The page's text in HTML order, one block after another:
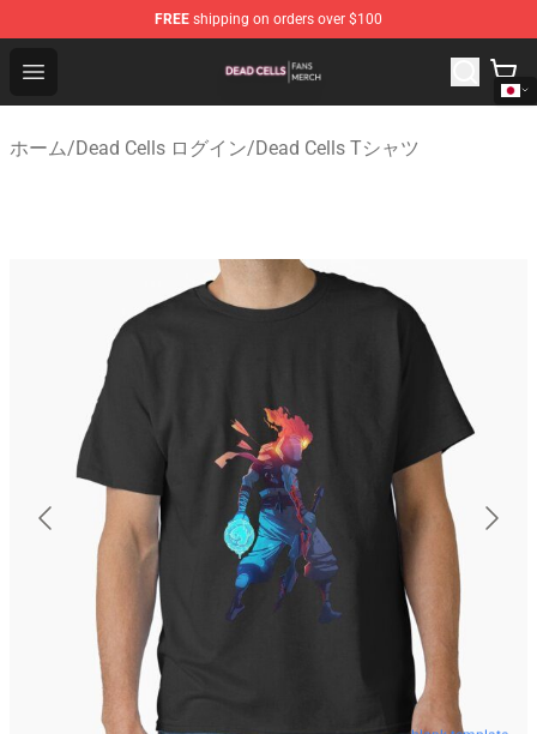
FREE shipping on orders over $100
Open menu
Dead Cells Shop - Official Dead Cells Merchandise Store
ホーム/Dead Cells ログイン/Dead Cells Tシャツ